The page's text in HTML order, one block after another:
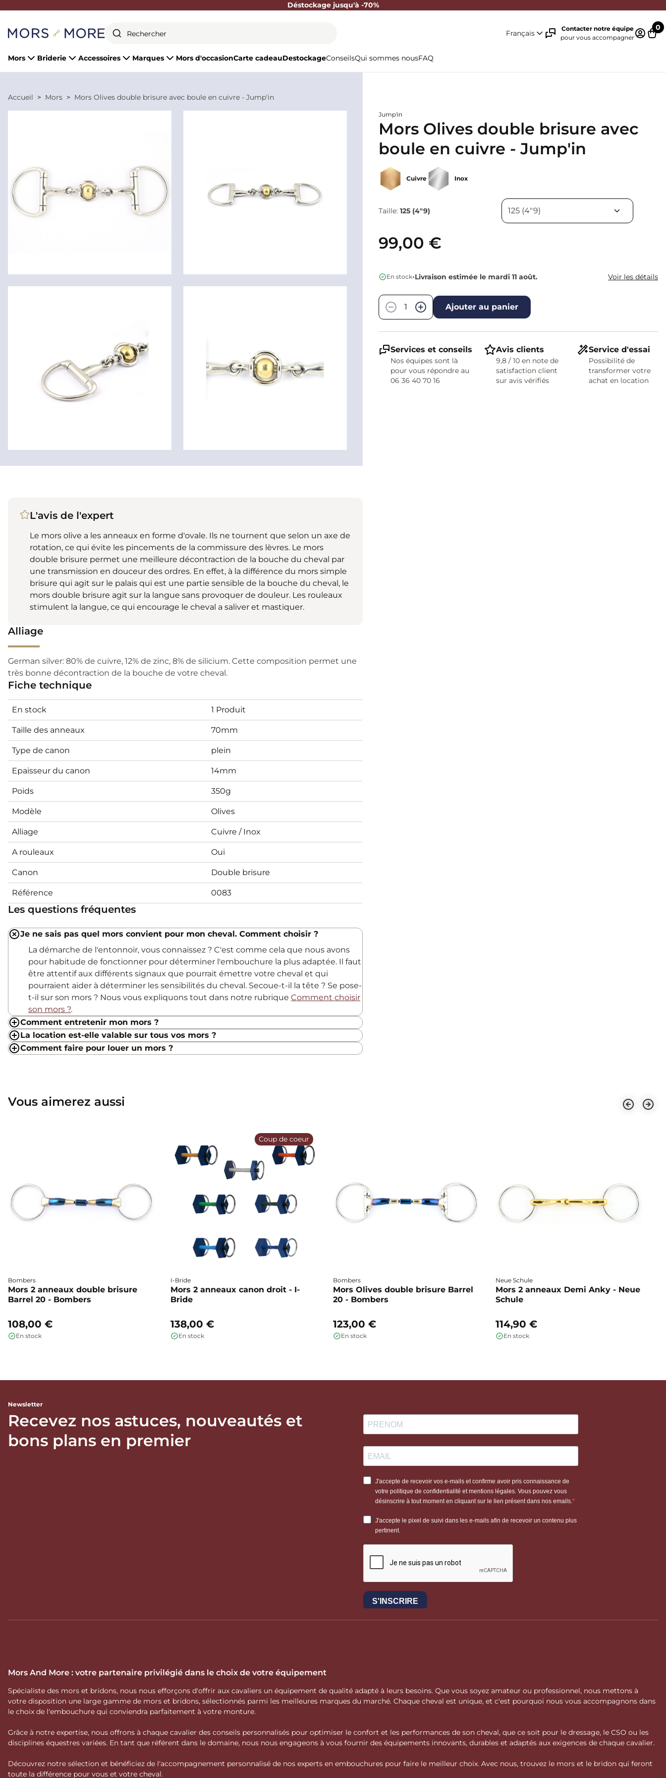
Déstockage jusqu'à -70%
Français
Contacter notre équipe
pour vous accompagner
0
Mors Briderie Accessoires Marques Mors d'occasionCarte cadeauDestockageConseilsQui sommes nousFAQ
Accueil Mors Mors Olives double brisure avec boule en cuivre - Jump'in
Jump'in
Mors Olives double brisure avec
boule en cuivre - Jump'in
Cuivre Inox
Taille: 125 (4"9)
99,00 €
En stock•Livraison estimée le mardi 11 août. Voir les détails
−
+ Ajouter au panier
Services et conseils
Nos équipes sont là
pour vous répondre au
06 36 40 70 16
Avis clients
9,8 / 10 en note de
satisfaction client
sur avis vérifiés
Service d'essai
Possibilité de
transformer votre
achat en location
L'avis de l'expert
Le mors olive a les anneaux en forme d'ovale. Ils ne tournent que selon un axe de
rotation, ce qui évite les pincements de la commissure des lèvres. Le mors
double brisure permet une meilleure décontraction de la bouche du cheval par
une transmission en douceur des ordres. En effet, à la différence du mors simple
brisure qui agit sur le palais qui est une partie sensible de la bouche du cheval, le
mors double brisure agit sur la langue sans provoquer de douleur. Les rouleaux
stimulent la langue, ce qui encourage le cheval a saliver et mastiquer.
Alliage
German silver: 80% de cuivre, 12% de zinc, 8% de silicium. Cette composition permet une
très bonne décontraction de la bouche de votre cheval.
Fiche technique
En stock 1 Produit
Taille des anneaux 70mm
Type de canon plein
Epaisseur du canon 14mm
Poids 350g
Modèle Olives
Alliage Cuivre / Inox
A rouleaux Oui
Canon Double brisure
Référence 0083
Les questions fréquentes
Je ne sais pas quel mors convient pour mon cheval. Comment choisir ?
La démarche de l'entonnoir, vous connaissez ? C'est comme cela que nous avons
pour habitude de fonctionner pour déterminer l'embouchure la plus adaptée. Il faut
être attentif aux différents signaux que pourrait émettre votre cheval et qui
pourraient aider à déterminer les sensibilités du cheval. Secoue-t-il la tête ? Se pose-
t-il sur son mors ? Nous vous expliquons tout dans notre rubrique Comment choisir
son mors ?.
Comment entretenir mon mors ?
La location est-elle valable sur tous vos mors ?
Comment faire pour louer un mors ?
Vous aimerez aussi
Bombers
Mors 2 anneaux double brisure
Barrel 20 - Bombers
108,00 €
En stock
I-Bride
Mors 2 anneaux canon droit - I-
Bride
138,00 €
En stock
Coup de coeur
Bombers
Mors Olives double brisure Barrel
20 - Bombers
123,00 €
En stock
Neue Schule
Mors 2 anneaux Demi Anky - Neue
Schule
114,90 €
En stock
Newsletter
Recevez nos astuces, nouveautés et
bons plans en premier
Mors And More : votre partenaire privilégié dans le choix de votre équipement
Spécialiste des mors et bridons, nous nous efforçons d'offrir aux cavaliers un équipement de qualité adapté à leurs besoins. Que vous soyez amateur ou professionnel, nous mettons à
votre disposition une large gamme de mors et bridons, sélectionnés parmi les meilleures marques du marché. Chaque cheval est unique, et c'est pourquoi nous vous accompagnons dans
le choix de l'embouchure qui conviendra parfaitement à votre monture.
Grâce à notre expertise, nous offrons à chaque cavalier des conseils personnalisés pour optimiser le confort et les performances de son cheval, que ce soit pour le dressage, le CSO ou les
disciplines équestres variées. En tant que référent dans le domaine, nous nous engageons à vous fournir des équipements innovants, durables et adaptés aux exigences de chaque cavalier.
Découvrez notre sélection et bénéficiez de l'accompagnement personnalisé de nos experts en embouchures pour faire le meilleur choix. Avec nous, trouvez le mors et le bridon qui feront
toute la différence pour vous et votre cheval.